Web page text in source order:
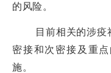
的风险。
目前相关的涉疫
密接和次密接及重
施。